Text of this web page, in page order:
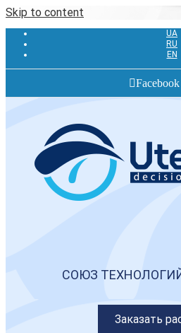
Skip to content
UA
RU
EN
Facebook
СОЮЗ
Заказать